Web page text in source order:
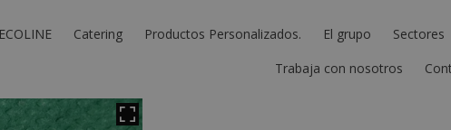
ECOLINE Catering Productos Personalizados. El grupo Sectores
Trabaja con nosotros